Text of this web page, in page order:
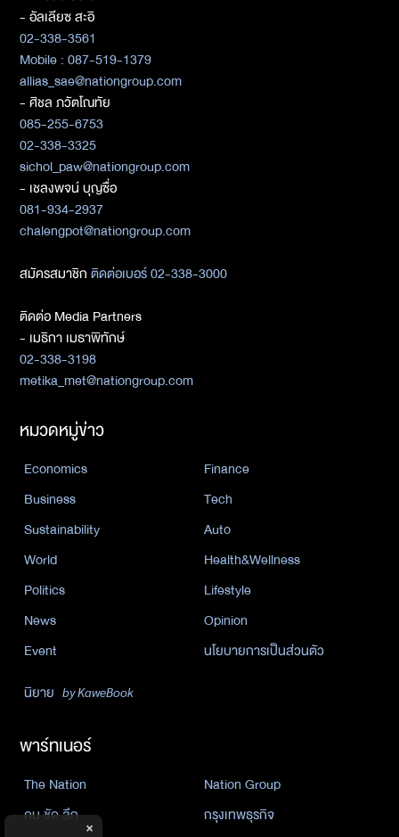
- อัลเลียซ สะอิ
02-338-3561
Mobile : 087-519-1379
allias_sae@nationgroup.com
- ศิชล ภวัตโณทัย
085-255-6753
02-338-3325
sichol_paw@nationgroup.com
- เชลงพจน์ บุญซื่อ
081-934-2937
chalengpot@nationgroup.com
สมัครสมาชิกติดต่อเบอร์ 02-338-3000
ติดต่อ Media Partners
- เมธิกา เมธาพิทักษ์
02-338-3198
metika_met@nationgroup.com
หมวดหมู่ข่าว
Economics
Finance
Business
Tech
Sustainability
Auto
World
Health&Wellness
Politics
Lifestyle
News
Opinion
Event
นโยบายการเป็นส่วนตัว
นิยาย by KaweBook
พาร์ทเนอร์
The Nation
Nation Group
คม ชัด ลึก
กรุงเทพธุรกิจ
×